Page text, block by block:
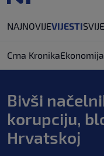
NAJNOVIJEVIJESTI
Crna KronikaEkonomija
Bivši
korupciju,
Hrvatskoj